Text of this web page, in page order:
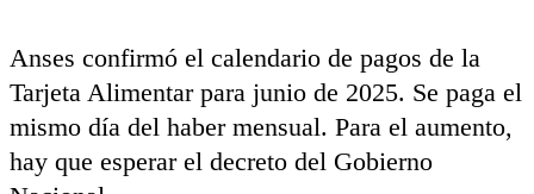
Anses confirmó el calendario de pagos de la
Tarjeta Alimentar para junio de 2025. Se paga el
mismo día del haber mensual. Para el aumento,
hay que esperar el decreto del Gobierno